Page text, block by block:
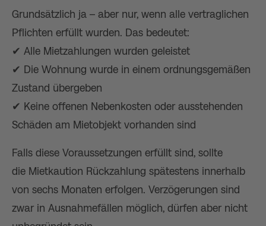
Grundsätzlich ja – aber nur, wenn alle vertraglichen
Pflichten erfüllt wurden. Das bedeutet:
✔ Alle Mietzahlungen wurden geleistet
✔ Die Wohnung wurde in einem ordnungsgemäßen
Zustand übergeben
✔ Keine offenen Nebenkosten oder ausstehenden
Schäden am Mietobjekt vorhanden sind
Falls diese Voraussetzungen erfüllt sind, sollte
die Mietkaution Rückzahlung spätestens innerhalb
von sechs Monaten erfolgen. Verzögerungen sind
zwar in Ausnahmefällen möglich, dürfen aber nicht